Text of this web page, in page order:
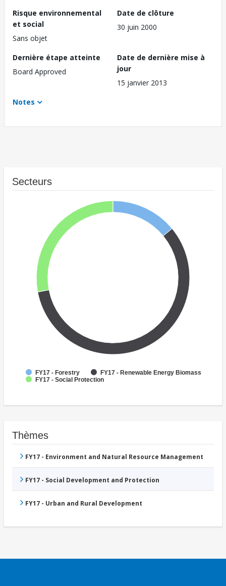
Risque environnemental
et social
Sans objet
Date de clôture
30 juin 2000
Dernière étape atteinte
Board Approved
Date de dernière mise à
jour
15 janvier 2013
Notes
Secteurs
FY17 - Forestry
FY17 - Renewable Energy Biomass
FY17 - Social Protection
Thèmes
FY17 - Environment and Natural Resource Management
FY17 - Social Development and Protection
FY17 - Urban and Rural Development